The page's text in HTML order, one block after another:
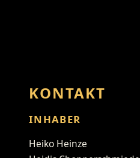
KONTAKT
INHABER
Heiko Heinze